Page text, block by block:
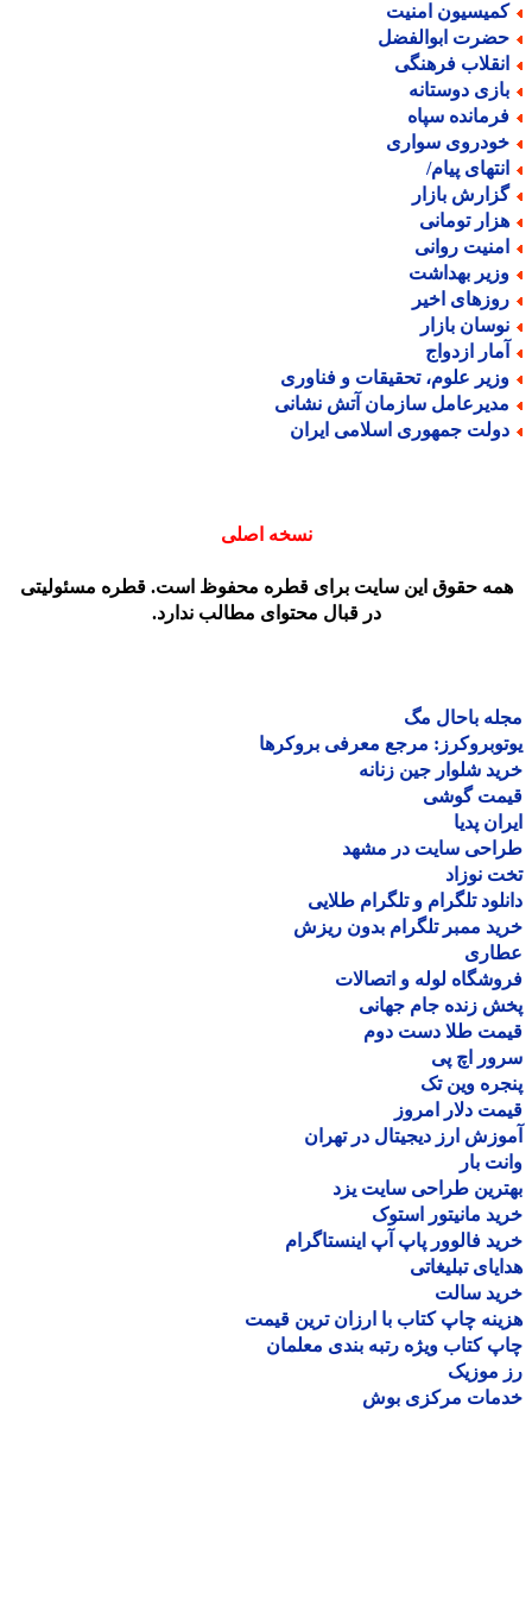
امنیت
ابوالفضل
فرهنگی
دوستانه
سپاه
سواری
پیام/
بازار
تومانی
روانی
بهداشت
اخیر
بازار
ازدواج
علوم، تحقیقات و فناوری
سازمان آتش نشانی
جمهوری اسلامی ایران
نسخه اصلی
حقوق این سایت برای قطره محفوظ است. قطره مسئولیتی
در قبال محتوای مطالب ندارد.
باحال مگ
مرجع معرفی بروکرها
شلوار جین زنانه
گوشی
پدیا
سایت در مشهد
نوزاد
تلگرام و تلگرام طلایی
ممبر تلگرام بدون ریزش
لوله و اتصالات
زنده جام جهانی
طلا دست دوم
اچ پی
وین تک
دلار امروز
ارز دیجیتال در تهران
بار
طراحی سایت یزد
مانیتور استوک
فالوور پاپ آپ اینستاگرام
تبلیغاتی
سالت
چاپ کتاب با ارزان ترین قیمت
کتاب ویژه رتبه بندی معلمان
موزیک
مرکزی بوش